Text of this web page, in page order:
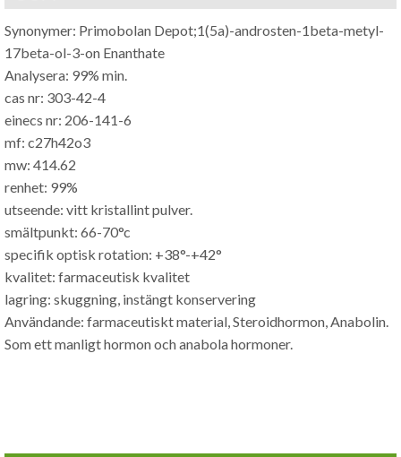
Synonymer: Primobolan Depot;1(5a)-androsten-1beta-metyl-
17beta-ol-3-on Enanthate
Analysera: 99% min.
cas nr: 303-42-4
einecs nr: 206-141-6
mf: c27h42o3
mw: 414.62
renhet: 99%
utseende: vitt kristallint pulver.
smältpunkt: 66-70°c
specifik optisk rotation: +38°-+42°
kvalitet: farmaceutisk kvalitet
lagring: skuggning, instängt konservering
Användande: farmaceutiskt material, Steroidhormon, Anabolin.
Som ett manligt hormon och anabola hormoner.